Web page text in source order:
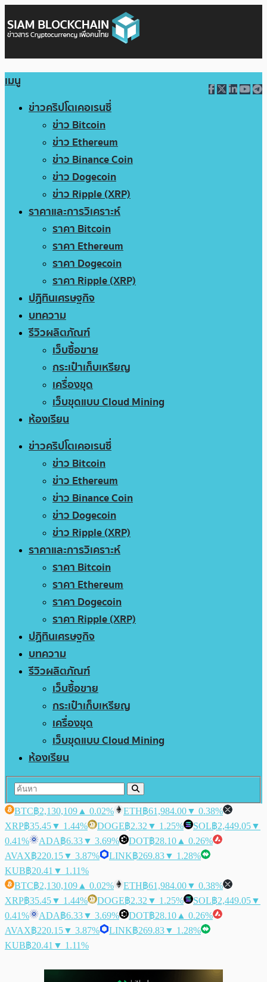
เมนู
ข่าวคริปโตเคอเรนซี่
ข่าว Bitcoin
ข่าว Ethereum
ข่าว Binance Coin
ข่าว Dogecoin
ข่าว Ripple (XRP)
ราคาและการวิเคราะห์
ราคา Bitcoin
ราคา Ethereum
ราคา Dogecoin
ราคา Ripple (XRP)
ปฏิทินเศรษฐกิจ
บทความ
รีวิวผลิตภัณฑ์
เว็บซื้อขาย
กระเป๋าเก็บเหรียญ
เครื่องขุด
เว็บขุดแบบ Cloud Mining
ห้องเรียน
ข่าวคริปโตเคอเรนซี่
ข่าว Bitcoin
ข่าว Ethereum
ข่าว Binance Coin
ข่าว Dogecoin
ข่าว Ripple (XRP)
ราคาและการวิเคราะห์
ราคา Bitcoin
ราคา Ethereum
ราคา Dogecoin
ราคา Ripple (XRP)
ปฏิทินเศรษฐกิจ
บทความ
รีวิวผลิตภัณฑ์
เว็บซื้อขาย
กระเป๋าเก็บเหรียญ
เครื่องขุด
เว็บขุดแบบ Cloud Mining
ห้องเรียน
BTC฿2,130,109 ▲ 0.02% ETH฿61,984.00▼ 0.38%
XRP฿35.45▼ 1.44% DOGE฿2.32 ▼ 1.25% SOL฿2,449.05▼
0.41%
ADA฿6.33▼ 3.69% DOT฿28.10 ▲ 0.26%
AVAX฿220.15▼ 3.87% LINK฿269.83▼ 1.28%
KUB฿20.41 ▼ 1.11%
BTC฿2,130,109 ▲ 0.02% ETH฿61,984.00▼ 0.38%
XRP฿35.45▼ 1.44% DOGE฿2.32 ▼ 1.25% SOL฿2,449.05▼
0.41%
ADA฿6.33▼ 3.69% DOT฿28.10 ▲ 0.26%
AVAX฿220.15▼ 3.87% LINK฿269.83▼ 1.28%
KUB฿20.41 ▼ 1.11%